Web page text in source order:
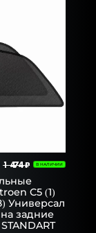
1 474 ₽ В НАЛИЧИИ
C5 (1)
Универсал
задние